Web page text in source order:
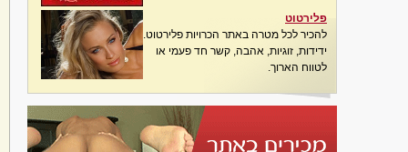
פלירטוט
להכיר לכל מטרה באתר הכרויות פלירטוט.
ידידות, זוגיות, אהבה, קשר חד פעמי או
לטווח הארוך.